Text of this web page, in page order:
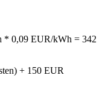
* 0,09 EUR/kWh = 342
+ 150 EUR